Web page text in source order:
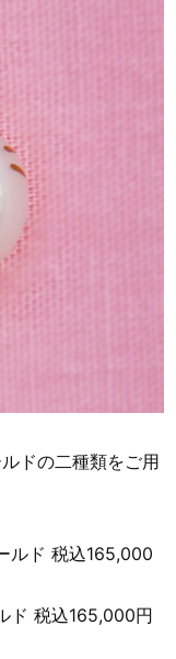
ドの二種類をご用
ルド 税込165,000
ド 税込165,000円